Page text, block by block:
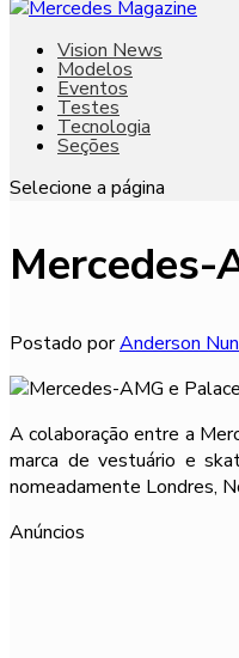
Vision News
Modelos
Eventos
Testes
Tecnologia
Seções
Selecione a página
Postado porAnderson
A colaboração entre a
marca de vestuário e
nomeadamente Londres,
Anúncios